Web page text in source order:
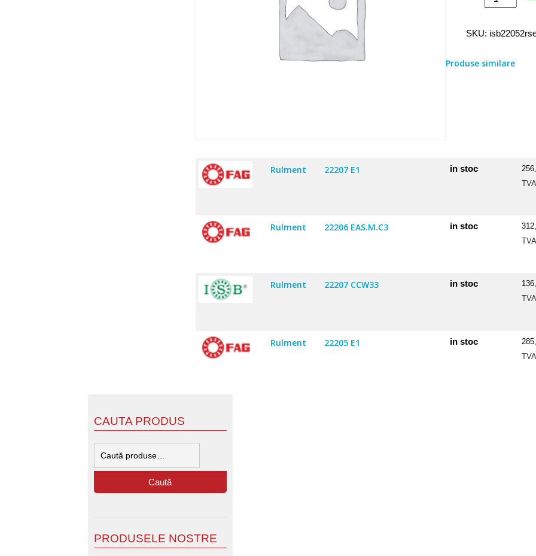
SKU:
Produse similare
Rulment 22207 E1 in stoc
TVA
Rulment 22206 EAS.M.C3 in stoc
TVA
Rulment 22207 CCW33 in stoc
TVA
Rulment 22205 E1 in stoc
TVA
CAUTA PRODUS
Caută
PRODUSELE NOSTRE